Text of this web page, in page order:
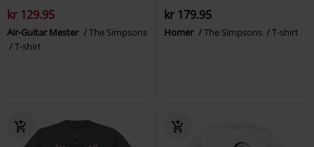
kr 129.95
Air-Guitar Mester
The Simpsons
T-shirt
kr 179.95
Homer The Simpsons T-shirt